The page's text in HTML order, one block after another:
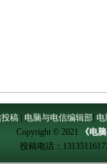
稿 |电脑与电信编辑部 |电
Copyright © 2021
《电
投稿电话：